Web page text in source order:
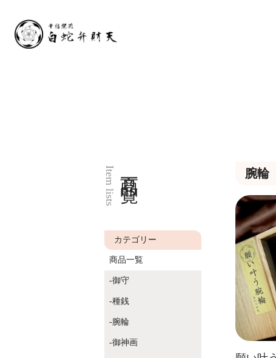
Item lists
カテゴリー
商品一覧
御守
種銭
腕輪
御神画
腕輪